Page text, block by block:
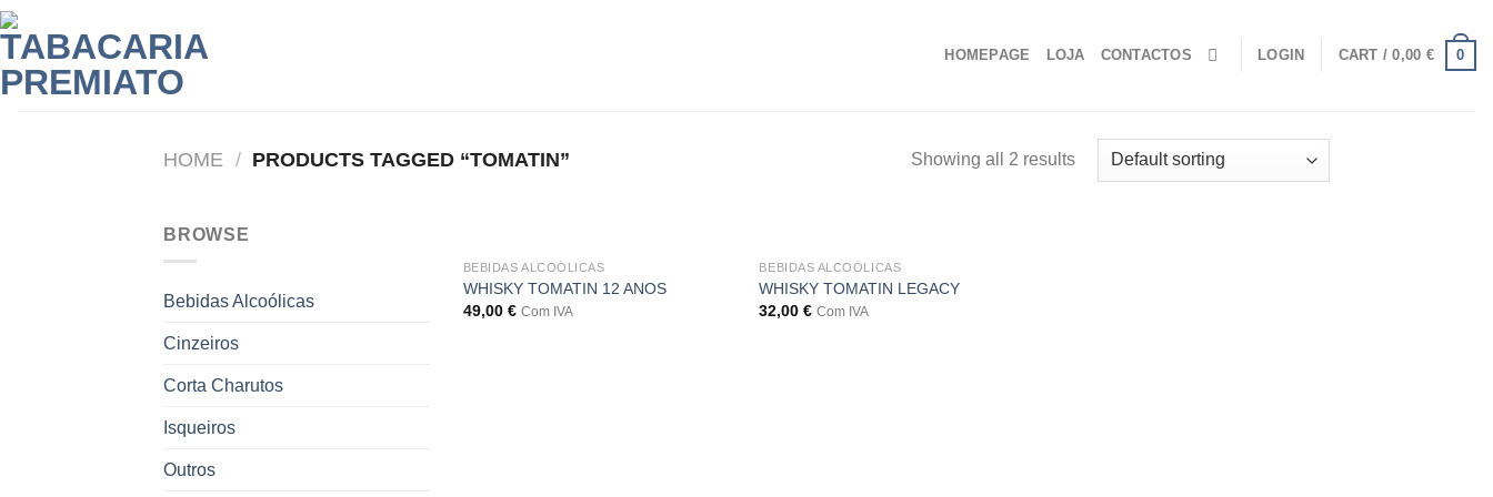
Skip
to
content
HOMEPAGE LOJA CONTACTOS LOGIN CART /0,00 € 0
HOME / PRODUCTS TAGGED “TOMATIN” Showing all 2 results
BROWSE
Bebidas Alcoólicas
Cinzeiros
Corta Charutos
Isqueiros
Outros
BEBIDAS ALCOÓLICAS
WHISKY TOMATIN 12 ANOS
49,00 € Com IVA
BEBIDAS ALCOÓLICAS
WHISKY TOMATIN LEGACY
32,00€ Com IVA